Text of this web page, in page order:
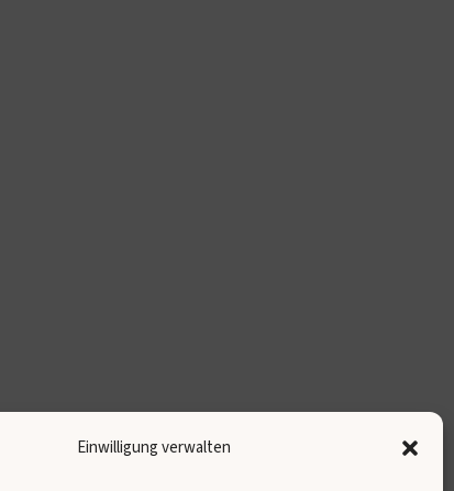
Einwilligung verwalten